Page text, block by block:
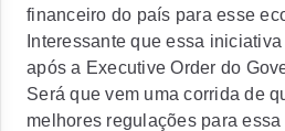
financeiro do país para esse
Interessante que essa
após a Executive Order do
Será que vem uma corrida de
melhores regulações para